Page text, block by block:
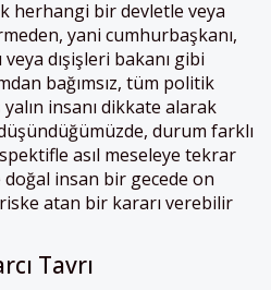
herhangi bir devletle veya
yani cumhurbaşkanı,
dışişleri bakanı gibi
bağımsız, tüm politik
yalın insanı dikkate alarak
durum farklı
asıl meseleye tekrar
doğal insan bir gecede on
atan bir kararı verebilir
Tavrı